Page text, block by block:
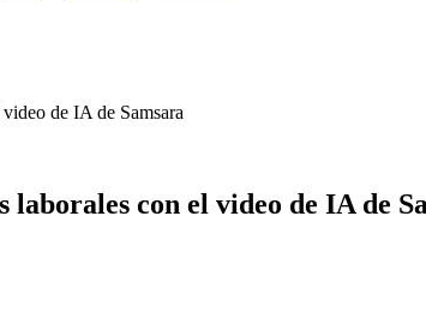
de IA de Samsara
con el video de IA de